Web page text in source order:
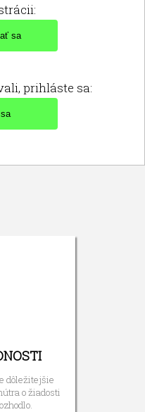
prihláste sa:
dôležitejšie
o žiadosti